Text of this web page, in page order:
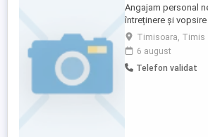
Angajam personal
întreținere și
(pregatire, slefuire
degresare,vopsirea
Posesor : carnet de
Conditie obligatorie!
Timisoara, Timis
6 august
Telefon validat